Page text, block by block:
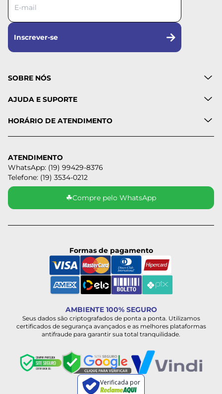
Inscrever-se
SOBRE NÓS
AJUDA E SUPORTE
HORÁRIO DE ATENDIMENTO
ATENDIMENTO
WhatsApp: (19) 99429-8376
Telefone: (19) 3534-0212
☘Compre pelo WhatsApp
Formas de pagamento
AMBIENTE 100% SEGURO
Seus dados são criptografados de ponta a ponta. Utilizamos
certificados de segurança avançados e as melhores plataformas
antifraude para garantir sua total tranquilidade.
Verificada por